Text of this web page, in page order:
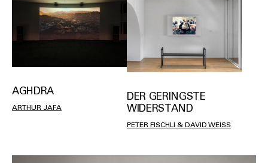
AGHDRA
ARTHUR JAFA
DER GERINGSTE
WIDERSTAND
PETER FISCHLI & DAVID WEISS